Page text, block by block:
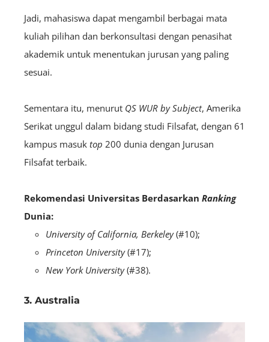
Jadi, mahasiswa dapat mengambil berbagai mata
kuliah pilihan dan berkonsultasi dengan penasihat
akademik untuk menentukan jurusan yang paling
sesuai.
Sementara itu, menurut QS WUR by Subject, Amerika
Serikat unggul dalam bidang studi Filsafat, dengan 61
kampus masuk top 200 dunia dengan Jurusan
Filsafat terbaik.
Rekomendasi Universitas Berdasarkan Ranking
Dunia:
University of California, Berkeley(#10);
Princeton University(#17);
New York University(#38).
3. Australia